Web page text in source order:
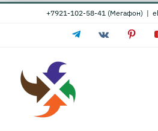
Skip
+7921-102-58-41 (Мегафон) |
TelegramVk